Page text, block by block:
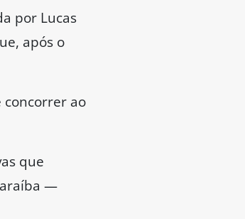
por Lucas
após o
concorrer ao
que
—